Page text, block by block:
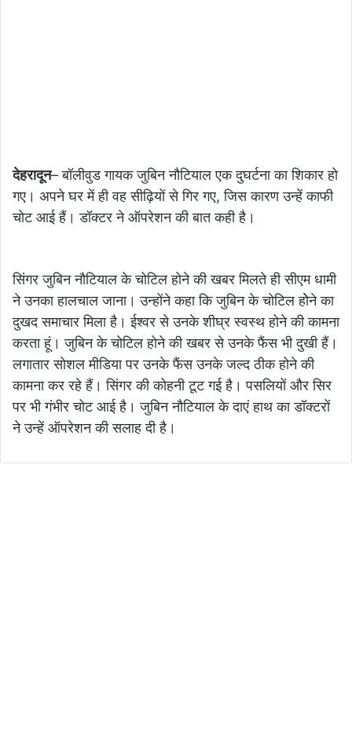
देहरादून– बॉलीवुड गायक जुबिन नौटियाल एक दुघर्टना का शिकार हो
गए। अपने घर में ही वह सीढ़ियों से गिर गए, जिस कारण उन्हें काफी
चोट आई हैं। डॉक्टर ने ऑपरेशन की बात कही है।
सिंगर जुबिन नौटियाल के चोटिल होने की खबर मिलते ही सीएम धामी
ने उनका हालचाल जाना। उन्होंने कहा कि जुबिन के चोटिल होेने का
दुखद समाचार मिला है। ईश्वर से उनके शीघ्र स्वस्थ होने की कामना
करता हूं। जुबिन के चोटिल होने की खबर से उनके फैंस भी दुखी हैं।
लगातार सोशल मीडिया पर उनके फैंस उनके जल्द ठीक होने की
कामना कर रहे हैं। सिंगर की कोहनी टूट गई है। पसलियों और सिर
पर भी गंभीर चोट आई है। जुबिन नौटियाल के दाएं हाथ का डॉक्टरों
ने उन्हें ऑपरेशन की सलाह दी है।